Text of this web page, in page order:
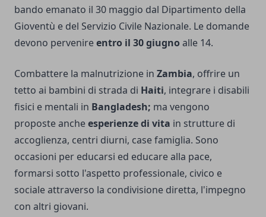
bando emanato il 30 maggio dal Dipartimento della
Gioventù e del Servizio Civile Nazionale. Le domande
devono pervenireentro il 30 giugno alle 14.
Combattere la malnutrizione in Zambia, offrire un
tetto ai bambini di strada di Haiti, integrare i disabili
fisici e mentali in Bangladesh; ma vengono
proposte ancheesperienze di vita in strutture di
accoglienza, centri diurni, case famiglia. Sono
occasioni per educarsi ed educare alla pace,
formarsi sotto l'aspetto professionale, civico e
sociale attraverso la condivisione diretta, l'impegno
con altri giovani.